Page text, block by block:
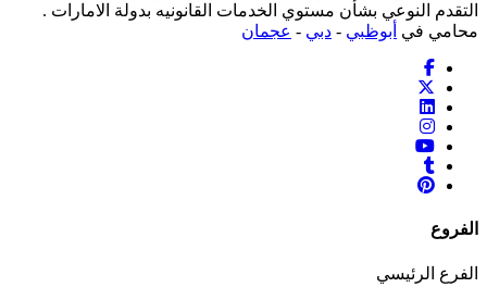
التقدم النوعي بشأن مستوي الخدمات القانونيه بدولة الامارات .
محامي في أبوظبي - دبي - عجمان
الفروع
الفرع الرئيسي